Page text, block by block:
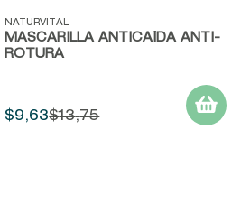
Vista rápida
NATURVITAL
MASCARILLA ANTICAÍDA ANTI-
ROTURA
$9,63$13,75